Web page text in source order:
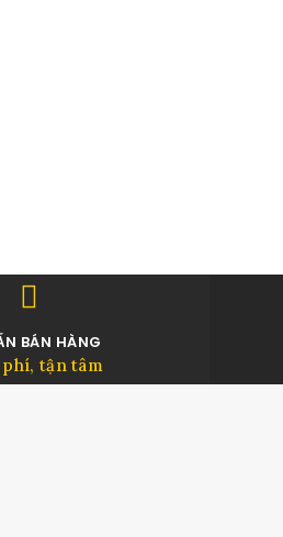
BÁN HÀNG
tận tâm